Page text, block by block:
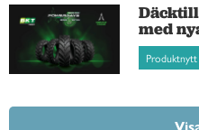
med
Produktnytt